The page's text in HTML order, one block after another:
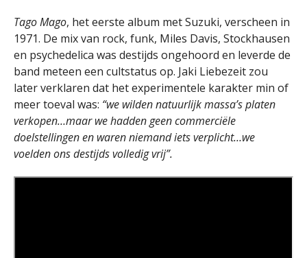
Tago Mago, het eerste album met Suzuki, verscheen in
1971. De mix van rock, funk, Miles Davis, Stockhausen
en psychedelica was destijds ongehoord en leverde de
band meteen een cultstatus op. Jaki Liebezeit zou
later verklaren dat het experimentele karakter min of
meer toeval was: “we wilden natuurlijk massa’s platen
verkopen…maar we hadden geen commerciële
doelstellingen en waren niemand iets verplicht…we
voelden ons destijds volledig vrij”.